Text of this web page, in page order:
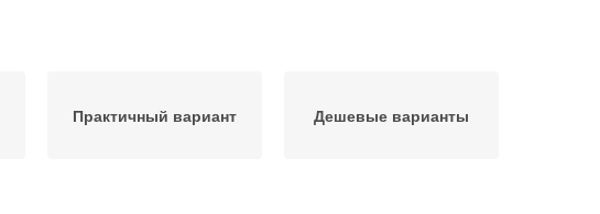
Практичный вариант Дешевые варианты